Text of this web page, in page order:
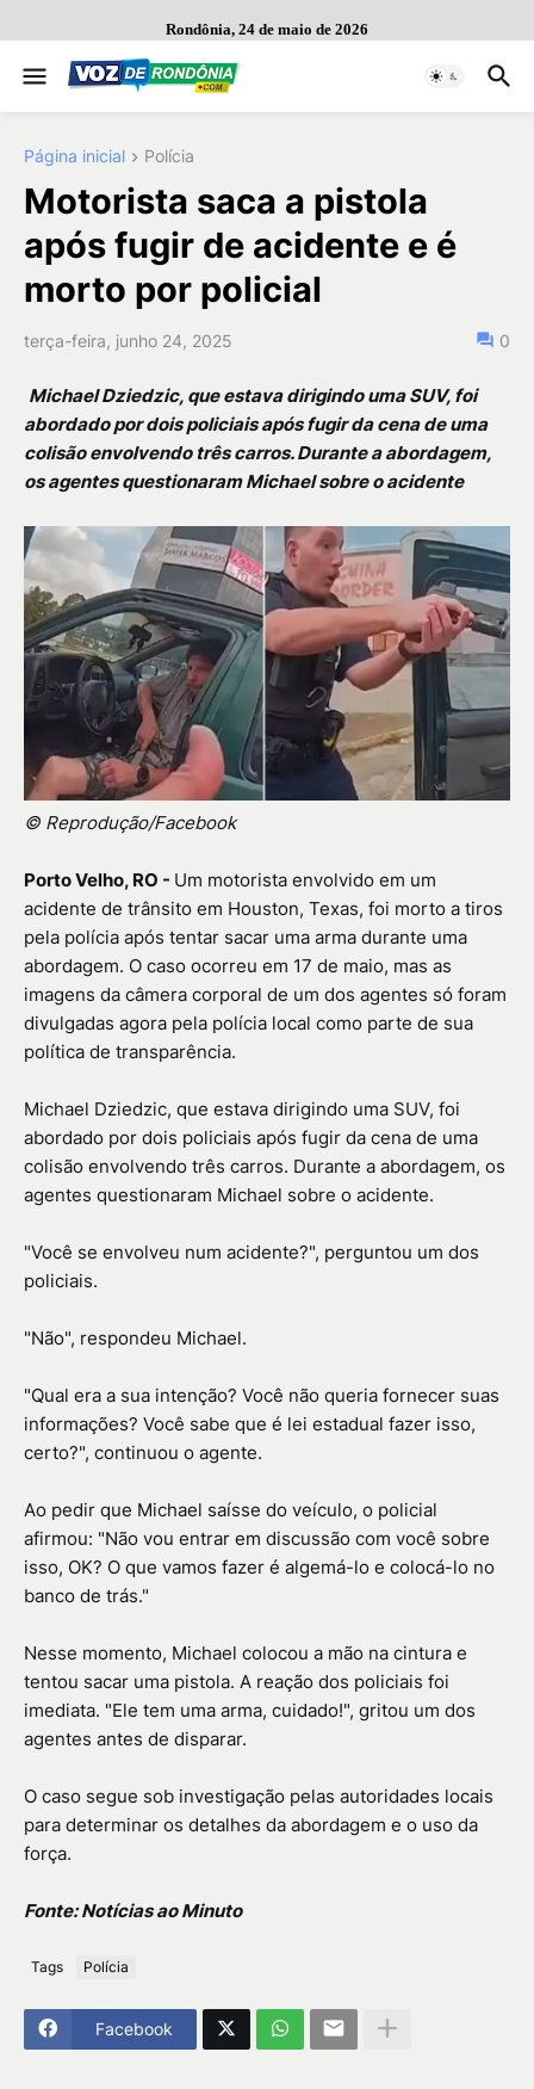
Rondônia, 24 de maio de 2026
Página inicial Polícia
Motorista saca a pistola
após fugir de acidente e é
morto por policial
terça-feira, junho 24, 2025 0
Michael Dziedzic, que estava dirigindo uma SUV, foi
abordado por dois policiais após fugir da cena de uma
colisão envolvendo três carros. Durante a abordagem,
os agentes questionaram Michael sobre o acidente
© Reprodução/Facebook
Porto Velho, RO - Um motorista envolvido em um
acidente de trânsito em Houston, Texas, foi morto a tiros
pela polícia após tentar sacar uma arma durante uma
abordagem. O caso ocorreu em 17 de maio, mas as
imagens da câmera corporal de um dos agentes só foram
divulgadas agora pela polícia local como parte de sua
política de transparência.
Michael Dziedzic, que estava dirigindo uma SUV, foi
abordado por dois policiais após fugir da cena de uma
colisão envolvendo três carros. Durante a abordagem, os
agentes questionaram Michael sobre o acidente.
"Você se envolveu num acidente?", perguntou um dos
policiais.
"Não", respondeu Michael.
"Qual era a sua intenção? Você não queria fornecer suas
informações? Você sabe que é lei estadual fazer isso,
certo?", continuou o agente.
Ao pedir que Michael saísse do veículo, o policial
afirmou: "Não vou entrar em discussão com você sobre
isso, OK? O que vamos fazer é algemá-lo e colocá-lo no
banco de trás."
Nesse momento, Michael colocou a mão na cintura e
tentou sacar uma pistola. A reação dos policiais foi
imediata. "Ele tem uma arma, cuidado!", gritou um dos
agentes antes de disparar.
O caso segue sob investigação pelas autoridades locais
para determinar os detalhes da abordagem e o uso da
força.
Fonte: Notícias ao Minuto
Tags Polícia
Facebook